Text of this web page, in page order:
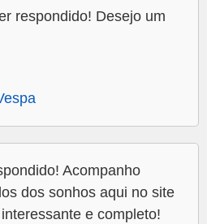
respondido! Desejo um
Acompanho
dos sonhos aqui no site
e completo!